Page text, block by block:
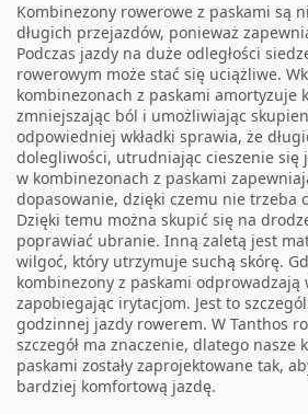
Kombinezony rowerowe z paskami są
długich przejazdów, ponieważ
Podczas jazdy na duże odległości
rowerowym może stać się uciążliwe.
kombinezonach z paskami amortyzuje
zmniejszając ból i umożliwiając
odpowiedniej wkładki sprawia, że
dolegliwości, utrudniając cieszenie się
w kombinezonach z paskami
dopasowanie, dzięki czemu nie trzeba
Dzięki temu można skupić się na
poprawiać ubranie. Inną zaletą jest
wilgoć, który utrzymuje suchą skórę.
kombinezony z paskami odprowadzają
zapobiegając irytacjom. Jest to
godzinnej jazdy rowerem. W Tanthos
szczegół ma znaczenie, dlatego nasze
paskami zostały zaprojektowane tak,
bardziej komfortową jazdę.